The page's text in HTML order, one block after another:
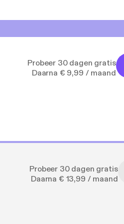
Probeer 30 dagen gratis
Daarna € 9,99 / maand
Probeer 30 dagen gratis
Daarna € 13,99 / maand